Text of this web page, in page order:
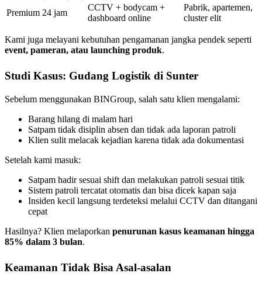
Premium 24 jam
CCTV + bodycam +
dashboard online
Pabrik, apartemen,
cluster elit
Kami juga melayani kebutuhan pengamanan jangka pendek seperti
event, pameran, atau launching produk.
Studi Kasus: Gudang Logistik di Sunter
Sebelum menggunakan BINGroup, salah satu klien mengalami:
Barang hilang di malam hari
Satpam tidak disiplin absen dan tidak ada laporan patroli
Klien sulit melacak kejadian karena tidak ada dokumentasi
Setelah kami masuk:
Satpam hadir sesuai shift dan melakukan patroli sesuai titik
Sistem patroli tercatat otomatis dan bisa dicek kapan saja
Insiden kecil langsung terdeteksi melalui CCTV dan ditangani
cepat
Hasilnya? Klien melaporkan penurunan kasus keamanan hingga
85% dalam 3 bulan.
Keamanan Tidak Bisa Asal-asalan